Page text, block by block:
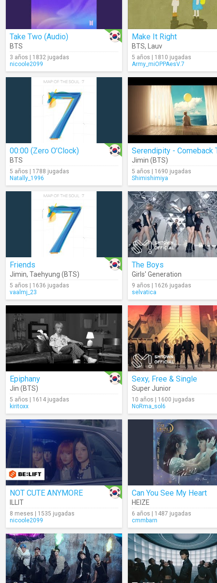
Take Two (Audio)
BTS
3 años | 1832 jugadas
nicoole2099
Make It Right
BTS, Lauv
5 años | 1810 jugadas
Army_miOPPAesV.7
00:00 (Zero O’Clock)
BTS
5 años | 1788 jugadas
Natally_1996
Jimin (BTS)
5 años | 1690 jugadas
Shimishimiya
Friends
Jimin, Taehyung (BTS)
5 años | 1636 jugadas
vaalmj_23
The Boys
Girls' Generation
9 años | 1626 jugadas
selvatica
Epiphany
Jin (BTS)
5 años | 1614 jugadas
kiritoxx
Sexy, Free & Single
Super Junior
10 años | 1600 jugadas
NoRma_sol6
NOT CUTE ANYMORE
ILLIT
8 meses | 1535 jugadas
nicoole2099
Can You See My Heart
HEIZE
6 años | 1487 jugadas
cmmbarn